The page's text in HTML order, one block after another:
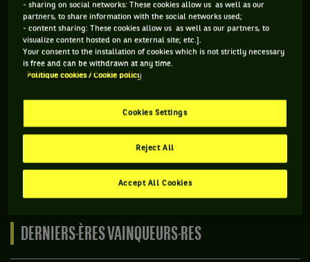
de reprendre ses quartiers romains dès l'année suivante.
Chez les femmes, il y a eu quelques "mouvements" au début
des années 80 avant une réinstallation pérenne à Rome en
1987. Forcément le tournoi est chargé d'histoire et de noms
prestigieux au palmarès. Chris Evert a joué 7 finales et
finales. Ses victoires en 2005 et 2006 sont des monuments du
tennis, avec des victoires acquises au tie-break du cinquième
set face respectivement à Guillermo Coria et Roger Federer.
On aura du mal à en choisir l'une plus que l'autre, mais voici
le résumé du "Fedal" de l'époque, avec deux balles de match
manquées par le Suisse…
DERNIERS·ÈRES VAINQUEURS·RES
- sharing on social networks: These cookies allow us as well as our
partners, to share information with the social networks used;
- content sharing: These cookies allow us as well as our partners, to
visualize content hosted on an external site; etc.].
Your consent to the installation of cookies which is not strictly necessary
is free and can be withdrawn at any time.
Politique cookies / Cookie policy
Cookies Settings
Reject All
Accept All Cookies